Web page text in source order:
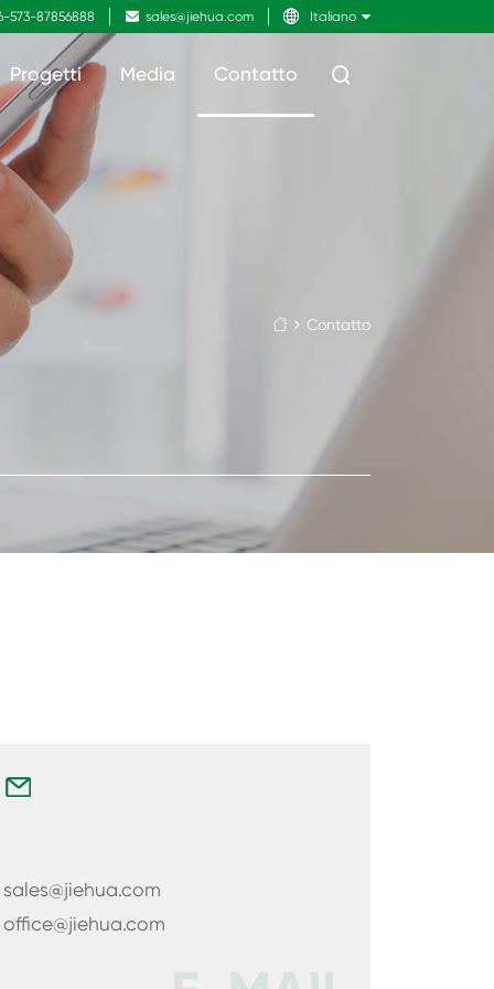
573-87856888  sales@jiehua.com  Italiano
Progetti Media Contatto 
 Contatto
sales@jiehua.com
office@jiehua.com